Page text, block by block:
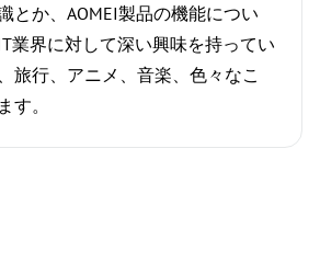
とか、AOMEI製品の機能につい
業界に対して深い興味を持ってい
旅行、アニメ、音楽、色々なこ
す。